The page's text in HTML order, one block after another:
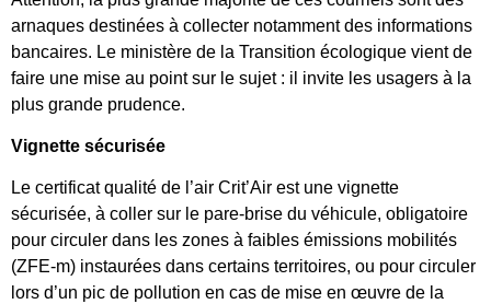
arnaques destinées à collecter notamment des informations
bancaires. Le ministère de la Transition écologique vient de
faire une mise au point sur le sujet : il invite les usagers à la
plus grande prudence.
Vignette sécurisée
Le certificat qualité de l’air Crit’Air est une vignette
sécurisée, à coller sur le pare-brise du véhicule, obligatoire
pour circuler dans les zones à faibles émissions mobilités
(ZFE-m) instaurées dans certains territoires, ou pour circuler
lors d’un pic de pollution en cas de mise en œuvre de la